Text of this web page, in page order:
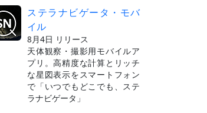
ステラナビゲータ・モバ
イル
8月4日 リリース
天体観察・撮影用モバイルア
プリ。高精度な計算とリッチ
な星図表示をスマートフォン
で「いつでもどこでも、ステ
ラナビゲータ」